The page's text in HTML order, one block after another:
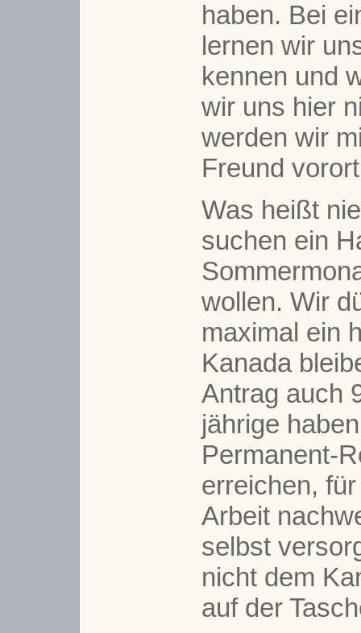
haben. Bei
lernen wir
kennen und
wir uns hier
werden wir
Freund
Was heißt
suchen ein
wollen. Wir
maximal ein
Kanada
Antrag auch
jährige
Permanent-
erreichen,
Arbeit
selbst
nicht dem
auf der